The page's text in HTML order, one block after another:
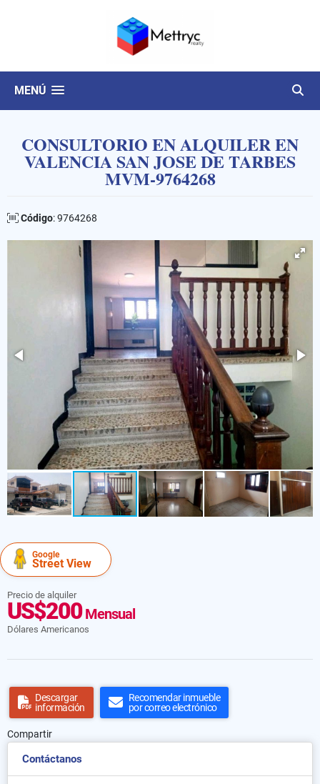
MENÚ
CONSULTORIO EN ALQUILER EN
VALENCIA SAN JOSE DE TARBES
MVM-9764268
Código: 9764268
Google
Street View
Precio de alquiler
US$200Mensual
Dólares Americanos
Descargar
información
Recomendar inmueble
por correo electrónico
Compartir
Contáctanos